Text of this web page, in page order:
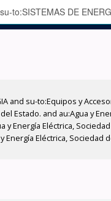
and su-to:Equipos y
Estado. and au:Agua y
y Energía Eléctrica,
Eléctrica, Sociedad